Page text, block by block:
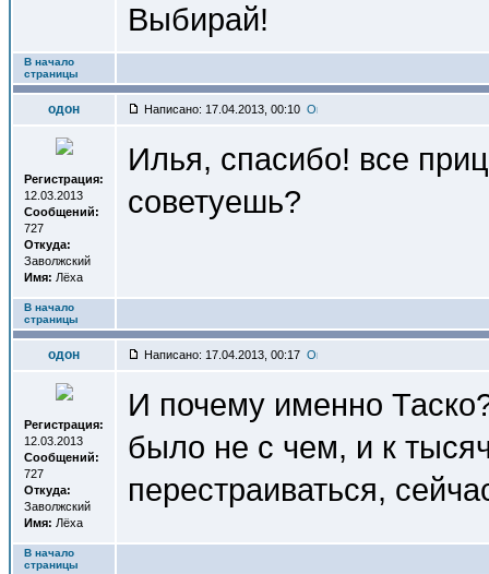
Выбирай!
В начало
страницы
одон Написано: 17.04.2013, 00:10
Регистрация:
12.03.2013
Сообщений:
727
Откуда:
Заволжский
Имя: Лёха
Илья, спасибо! все
советуешь?
В начало
страницы
одон Написано: 17.04.2013, 00:17
Регистрация:
12.03.2013
Сообщений:
727
Откуда:
Заволжский
Имя: Лёха
И почему именно
было не с чем, и к
перестраиваться,
В начало
страницы